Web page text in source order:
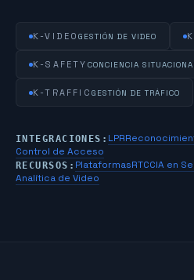
K-VIDEOGESTIÓN DE VIDEO
K-SAFETY CONCIENCIA SITUACIONAL
K-TRAFFIC GESTIÓN DE TRÁFICO
INTEGRACIONES: LPR
Control de Acceso
RECURSOS: PlataformasRTCCIA en
Analítica de Video